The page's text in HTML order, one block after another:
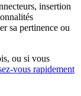
insertion
sa pertinence ou
ou si vous
vous rapidement